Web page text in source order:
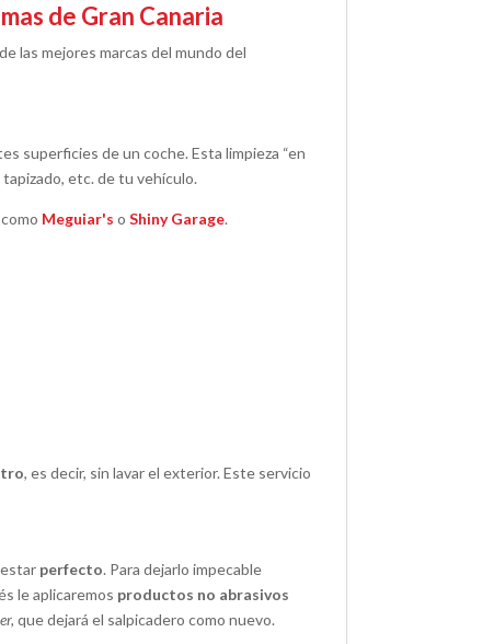
de Gran Canaria
las mejores marcas del mundo del
superficies de un coche. Esta limpieza “en
etc. de tu vehículo.
como Meguiar's oShiny Garage.
, es decir, sin lavar el exterior. Este servicio
perfecto. Para dejarlo impecable
le aplicaremos productos no abrasivos
que dejará el salpicadero como nuevo.